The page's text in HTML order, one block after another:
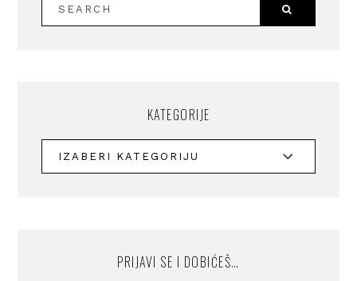
KATEGORIJE
PRIJAVI SE I DOBIĆEŠ…